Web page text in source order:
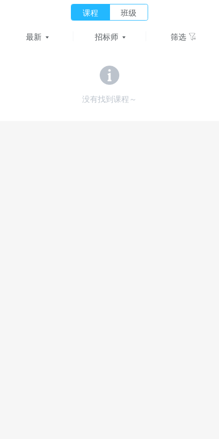
课程 班级
最新 招标师 筛选
没有找到课程～